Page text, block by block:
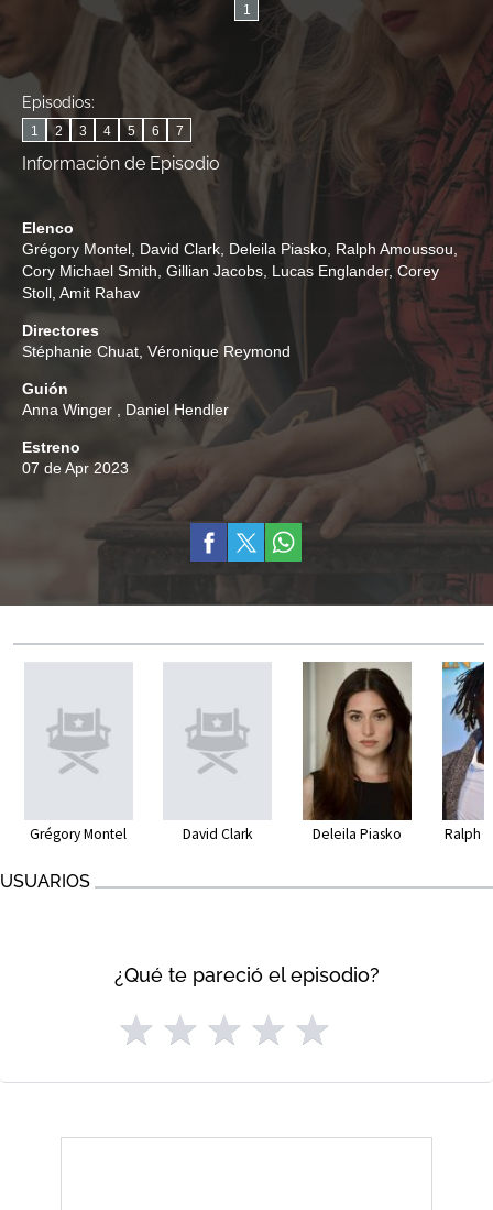
1
Episodios:
1 2 3 4 5 6 7
Información de Episodio
Elenco
Grégory Montel David Clark Deleila Piasko Ralph Amoussou
Cory Michael Smith Gillian Jacobs Lucas Englander, Corey
Stoll Amit Rahav
Directores
Stéphanie Chuat Véronique Reymond
Guión
Anna Winger
Daniel Hendler
Estreno
07 de Apr 2023
Grégory Montel David Clark Deleila Piasko Ralph
USUARIOS
¿Qué te pareció el episodio?